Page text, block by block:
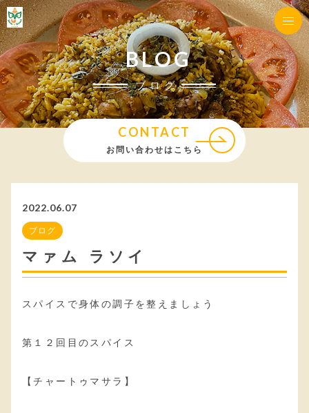
BLOG
ブログ
CONTACT
お問い合わせはこちら
2022.06.07
ブログ
マァム ラソイ
スパイスで身体の調子を整えましょう
第１２回目のスパイス
【チャートゥマサラ】